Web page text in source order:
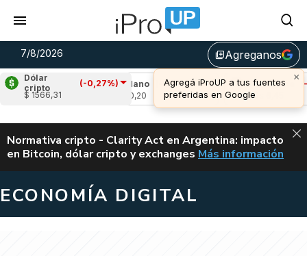
7/8/2026 library_addAgreganos
×
Agregá iProUP a tus fuentes
preferidas en Google
Dólar
cripto
(-0,27%)
$ 1566,31
Cardano
(-0,16%)
Avalanche (-
u$s 6,45
ALERTA
Normativa cripto - Clarity Act en Argentina: impacto
en Bitcoin, dólar cripto y exchanges CLARITY ACT EN
Más información
ECONOMÍA DIGITAL